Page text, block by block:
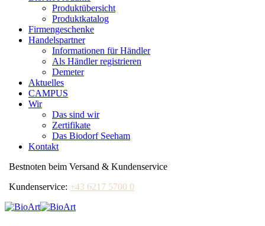
Produktübersicht
Produktkatalog
Firmengeschenke
Handelspartner
Informationen für Händler
Als Händler registrieren
Demeter
Aktuelles
CAMPUS
Wir
Das sind wir
Zertifikate
Das Biodorf Seeham
Kontakt
Bestnoten beim Versand & Kundenservice
Kundenservice: +43 6217 5700 0